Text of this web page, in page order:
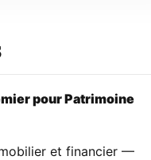
pour Patrimoine
et financier —